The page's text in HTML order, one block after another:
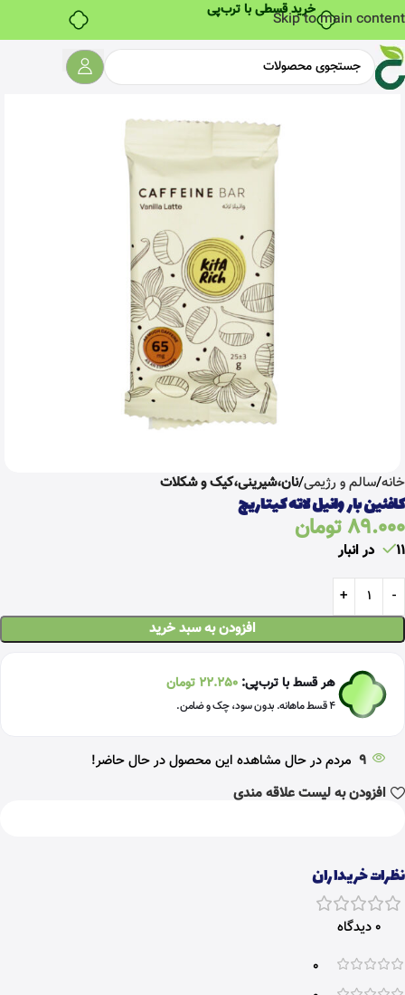
خرید قسطی با ترب‌پیSkip to main content
خانه سالم و رژیمی نان،شیرینی،کیک و شکلات
کافئین بار وانیل لاته کیتاریچ
89.000تومان
11 در انبار
افزودن به سبد خرید
هر قسط با ترب‌پی: 22.250 تومان
۴ قسط ماهانه. بدون سود، چک و ضامن.
9 مردم در حال مشاهده این محصول در حال حاضر!
افزودن به لیست علاقه مندی
نظرات خریداران
0 دیدگاه
0